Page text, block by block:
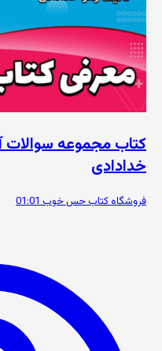
خدادادی
فروشگاه کتاب حس خوب01:01